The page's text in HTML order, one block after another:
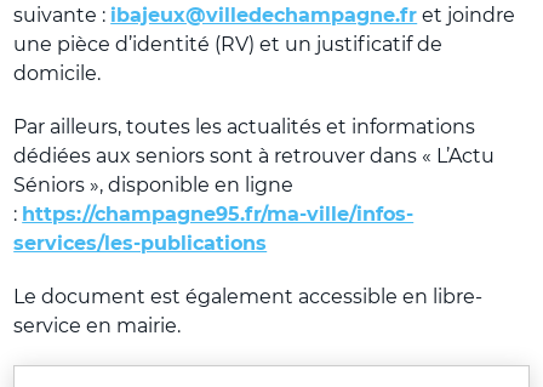
suivante : ibajeux@villedechampagne.fr et joindre
une pièce d’identité (RV) et un justificatif de
domicile.
Par ailleurs, toutes les actualités et informations
dédiées aux seniors sont à retrouver dans « L’Actu
Séniors », disponible en ligne
: https://champagne95.fr/ma-ville/infos-
services/les-publications
Le document est également accessible en libre-
service en mairie.